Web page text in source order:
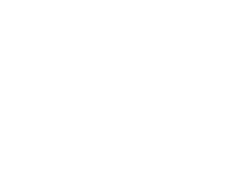
と物理マシンが混在し、LMSやSIS
施が困難です。